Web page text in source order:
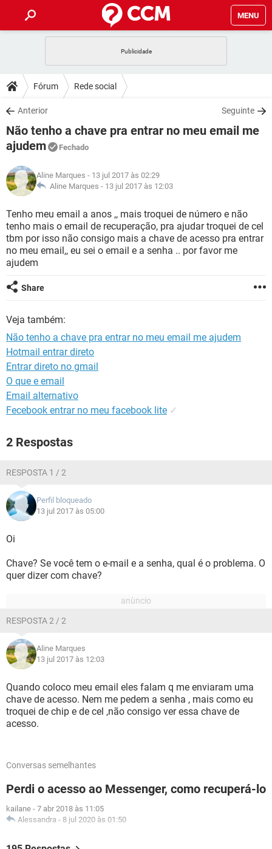
MENU
CELULAR
OUTLOOK
INSTAGRAM GMAIL
GUIA DE COMPRAS
DICAS
JOGOS
OUTLOOK
GUIA DE COMPRAS
DOWNLOADS
JOGOS WHATSAPP
CELULAR
OUTLOOK EXCEL
INSTAGRAM
GUIA DE COMPRAS
FÓRUM
CELULAR FACEBOOK
INSTAGRAM GMAIL
GUIA DE COMPRAS
GLOSSÁRIO
JOGOS
CELULAR FACEBOOK
OUTLOOK EXCEL
INSTAGRAM GMAIL
Fórum Rede social
Anterior Seguinte
Não tenho a chave pra entrar no meu email me
ajudem
Fechado
Aline Marques - 13 jul 2017 às 02:29
Aline Marques - 13 jul 2017 às 12:03
Tenho meu email a anos ,, mais troquei de número e não
tenho mais o email de recuperação, pra ajudar troquei de cel
tbm por isso não consigo mais a chave de acesso pra entrar
no meu email,, eu sei o email e a senha .. por favor me
ajudem
Share
Veja também:
Não tenho a chave pra entrar no meu email me ajudem
Hotmail entrar direto
Entrar direto no gmail
O que e email
Email alternativo
Fecebook entrar no meu facebook lite ✓
2 Respostas
RESPOSTA 1 / 2
Perfil bloqueado
13 jul 2017 às 05:00
Oi
Chave? Se você tem o e-mail e a senha, qual é o problema. O
quer dizer com chave?
RESPOSTA 2 / 2
Aline Marques
13 jul 2017 às 12:03
Quando coloco meu email eles falam q me enviaram uma
chave de acesso. Nem me pedem a senha , mais como eu
troquei de chip e de cel ,não consigo ver essa chave de
acesso.
Conversas semelhantes
Perdi o acesso ao Messenger, como recuperá-lo
kailane - 7 abr 2018 às 11:05
Alessandra - 8 jul 2020 às 01:50